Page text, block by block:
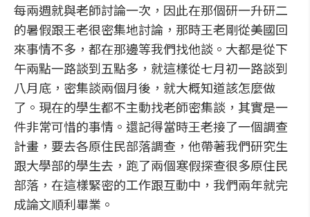
每兩週就與老師討論一次，因此在那個研一升研二
的暑假跟王老很密集地討論，那時王老剛從美國回
來事情不多，都在那邊等我們找他談。大都是從下
午兩點一路談到五點多，就這樣從七月初一路談到
八月底，密集談兩個月後，就大概知道該怎麼做
了。現在的學生都不主動找老師密集談，其實是一
件非常可惜的事情。還記得當時王老接了一個調查
計畫，要去各原住民部落調查，他帶著我們研究生
跟大學部的學生去，跑了兩個寒假探查很多原住民
部落，在這樣緊密的工作跟互動中，我們兩年就完
成論文順利畢業。